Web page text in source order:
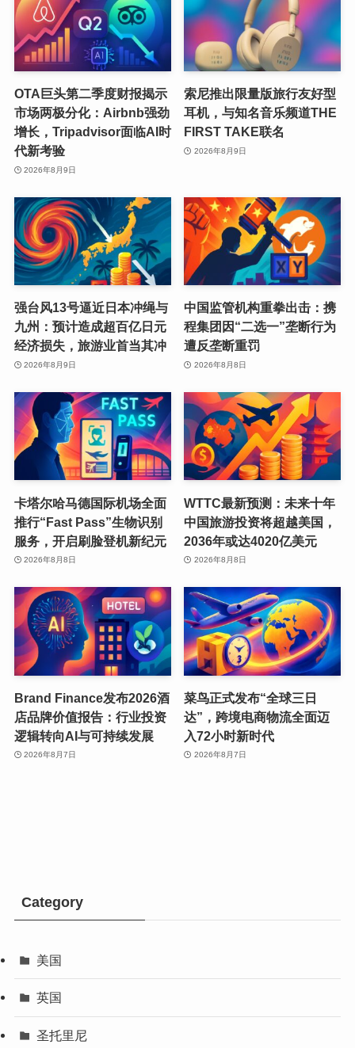
OTA巨头第二季度财报揭示
市场两极分化：Airbnb强劲
增长，Tripadvisor面临AI时
代新考验
2026年8月9日
索尼推出限量版旅行友好型
耳机，与知名音乐频道THE
FIRST TAKE联名
2026年8月9日
强台风13号逼近日本冲绳与
九州：预计造成超百亿日元
经济损失，旅游业首当其冲
2026年8月9日
中国监管机构重拳出击：携
程集团因“二选一”垄断行为
遭反垄断重罚
2026年8月8日
卡塔尔哈马德国际机场全面
推行“Fast Pass”生物识别
服务，开启刷脸登机新纪元
2026年8月8日
WTTC最新预测：未来十年
中国旅游投资将超越美国，
2036年或达4020亿美元
2026年8月8日
Brand Finance发布2026酒
店品牌价值报告：行业投资
逻辑转向AI与可持续发展
2026年8月7日
菜鸟正式发布“全球三日
达”，跨境电商物流全面迈
入72小时新时代
2026年8月7日
Category
美国
英国
圣托里尼